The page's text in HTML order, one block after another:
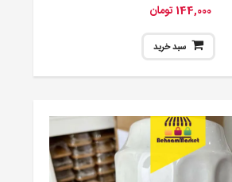
144,000 تومان
سبد خرید